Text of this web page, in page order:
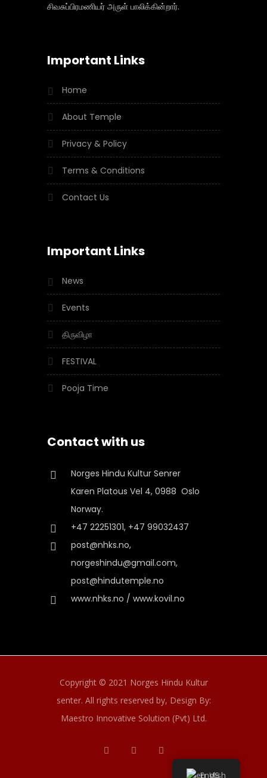
சிவசுப்பிரமணியர் அருள் பாலிக்கின்றார்.
Important Links
Home
About Temple
Privacy & Policy
Terms & Conditions
Contact Us
Important Links
News
Events
திருவிழா
FESTIVAL
Pooja Time
Contact with us
Norges Hindu Kultur Senrer
Karen Platous Vel 4, 0988 Oslo
Norway.
+47 22251301, +47 99032437
post@nhks.no,
norgeshindu@gmail.com,
post@hindutemple.no
www.nhks.no / www.kovil.no
Copyright © 2021 Norges Hindu Kultur
senter. All rights reserved by, Design By:
Maestro Innovative Solution (Pvt) Ltd.
English